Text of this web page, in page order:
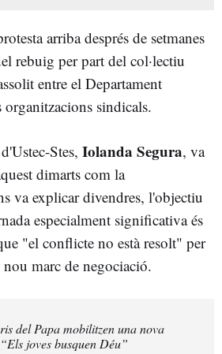
arriba després de setmanes
rebuig per part del col·lectiu
entre el Departament
sindicals.
Stes, Iolanda Segura, va
dimarts com la
va explicar divendres, l'objectiu
especialment significativa és
"el conflicte no està resolt" per
marc de negociació.
del Papa mobilitzen una nova
joves busquen Déu”